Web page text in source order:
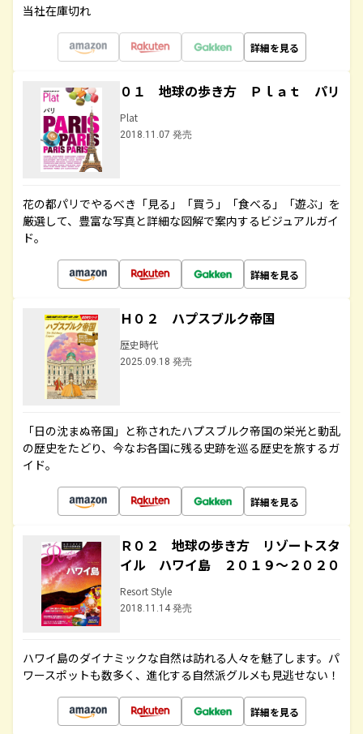
当社在庫切れ
詳細を見る
０１ 地球の歩き方 Ｐｌａｔ パリ
Plat
2018.11.07 発売
花の都パリでやるべき「見る」「買う」「食べる」「遊ぶ」を
厳選して、豊富な写真と詳細な図解で案内するビジュアルガイ
ド。
詳細を見る
Ｈ０２ ハプスブルク帝国
歴史時代
2025.09.18 発売
「日の沈まぬ帝国」と称されたハプスブルク帝国の栄光と動乱
の歴史をたどり、今なお各国に残る史跡を巡る歴史を旅するガ
イド。
詳細を見る
Ｒ０２ 地球の歩き方 リゾートスタ
イル ハワイ島 ２０１９～２０２０
Resort Style
2018.11.14 発売
ハワイ島のダイナミックな自然は訪れる人々を魅了します。パ
ワースポットも数多く、進化する自然派グルメも見逃せない！
詳細を見る